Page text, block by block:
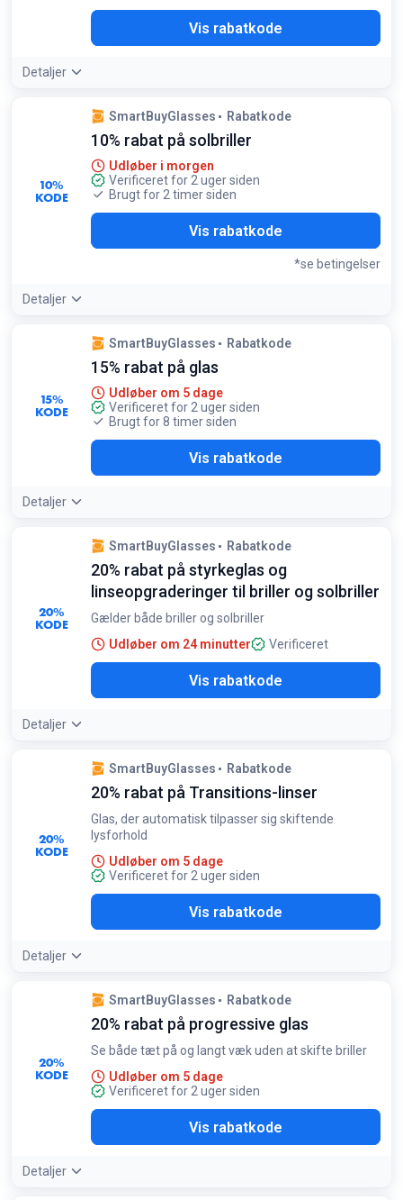
Vis rabatkode
Detaljer
10%
KODE
SmartBuyGlasses Rabatkode
10% rabat på solbriller
Udløber i morgen
Verificeret for 2 uger siden
Brugt for 2 timer siden
Vis rabatkode
*se betingelser
Detaljer
Betingelser:
Gælder kun solbriller og omfatter ikke kontaktlinser eller
udsalgsvarer
15%
KODE
SmartBuyGlasses Rabatkode
15% rabat på glas
Udløber om 5 dage
Verificeret for 2 uger siden
Brugt for 8 timer siden
Vis rabatkode
Detaljer
20%
KODE
SmartBuyGlasses Rabatkode
20% rabat på styrkeglas og
linseopgraderinger til briller og solbriller
Gælder både briller og solbriller
Udløber om 24 minutter
Verificeret
Vis rabatkode
Detaljer
20%
KODE
SmartBuyGlasses Rabatkode
20% rabat på Transitions-linser
Glas, der automatisk tilpasser sig skiftende
lysforhold
Udløber om 5 dage
Verificeret for 2 uger siden
Vis rabatkode
Detaljer
20%
KODE
SmartBuyGlasses Rabatkode
20% rabat på progressive glas
Se både tæt på og langt væk uden at skifte briller
Udløber om 5 dage
Verificeret for 2 uger siden
Vis rabatkode
Detaljer